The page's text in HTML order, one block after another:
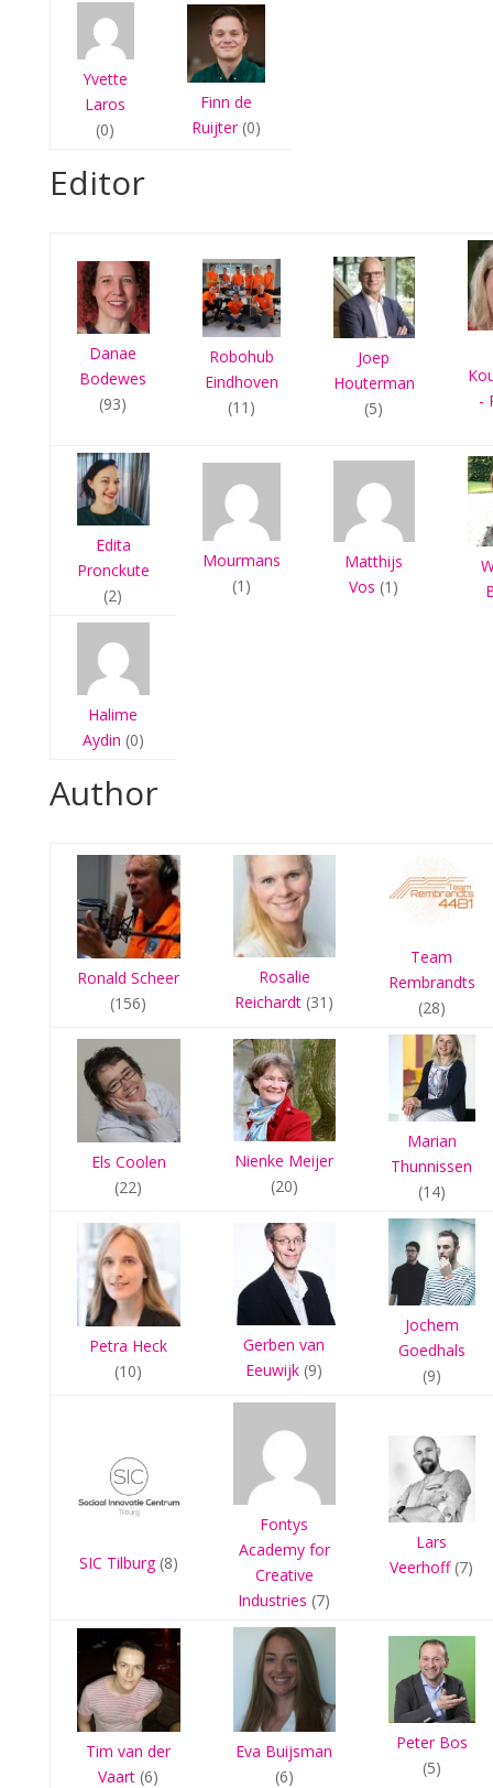
Yvette
Laros
(0)
Finn de
Ruijter(0)
Editor
Danae
Bodewes
(93)
Robohub
Eindhoven
(11)
Joep
Houterman
(5)
-
Edita
Pronckute
(2)
Mourmans
(1)
Matthijs
Vos (1)
Halime
Aydin (0)
Author
Ronald Scheer
(156)
Rosalie
Reichardt (31)
Team
Rembrandts
(28)
Els Coolen
(22)
Nienke Meijer
(20)
Marian
Thunnissen
(14)
Petra Heck
(10)
Gerben van
Eeuwijk (9)
Jochem
Goedhals
(9)
SIC Tilburg(8)
Fontys
Academy for
Creative
Industries (7)
Lars
Veerhoff(7)
Tim van der
Vaart (6)
Eva Buijsman
(6)
Peter Bos
(5)